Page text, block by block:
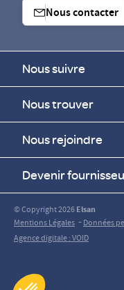
Nous contacter
Nous suivre
Nous trouver
Nous rejoindre
Devenir
© Copyright 2026Elsan
Mentions Légales -Données
Agence digitale : VOID